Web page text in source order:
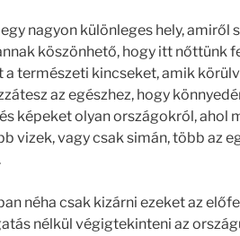
nagyon különleges hely, amiről
köszönhető, hogy itt nőttünk
a természeti kincseket, amik
az egészhez, hogy
képeket olyan országokról, ahol
vizek, vagy csak simán, több az
néha csak kizárni ezeket az
nélkül végigtekinteni az